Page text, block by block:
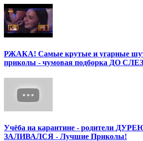
РЖАКА! Самые крутые и угарные
приколы - чумовая подборка ДО
Учёба на карантине - родители
ЗАЛИВАЛСЯ - Лучшие Приколы!